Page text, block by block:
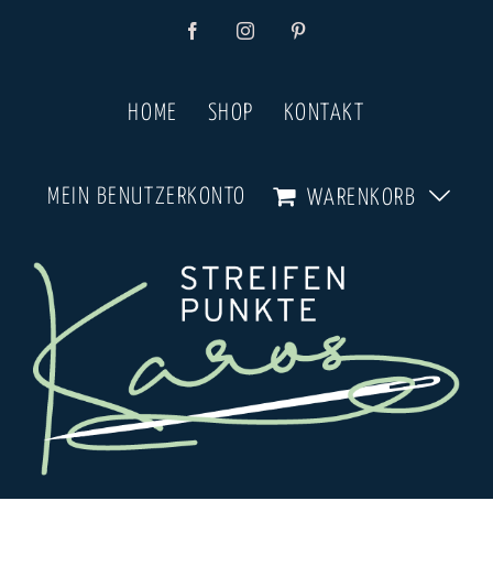
FacebookInstagramPinterest
HOME SHOP KONTAKT
MEIN BENUTZERKONTO WARENKORB